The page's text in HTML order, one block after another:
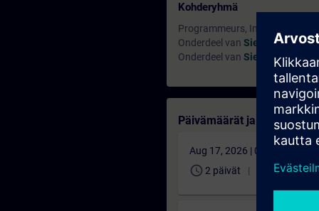
Kohderyhmä
Programmeurs, Inbedrijfstellers
Onderdeel van Siemens
Onderdeel van Siemens
Päivämäärät ja
Aug 17, 2026 | 07:00 AM
schedule 2 päivät NL 1